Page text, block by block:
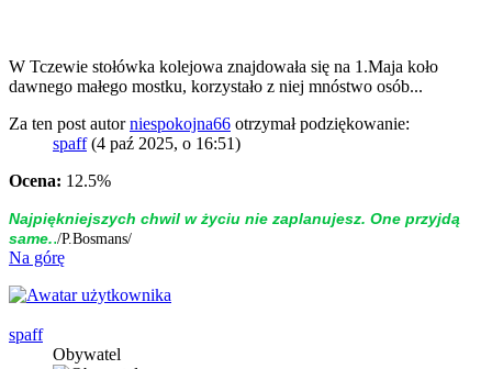
W Tczewie stołówka kolejowa znajdowała się na 1.Maja koło
dawnego małego mostku, korzystało z niej mnóstwo osób...
Za ten post autorniespokojna66 otrzymał podziękowanie:
spaff(4 paź 2025, o 16:51)
Ocena: 12.5%
Naj­piękniej­szych chwil w życiu nie zap­la­nujesz. One przyjdą
same../P.Bosmans/
Na górę
spaff
Obywatel